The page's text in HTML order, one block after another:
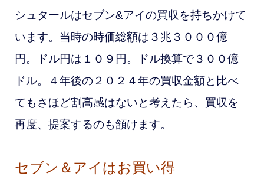
シュタールはセブン&アイの買収を持ちかけて
います。当時の時価総額は３兆３０００億
円。ドル円は１０９円。ドル換算で３００億
ドル。４年後の２０２４年の買収金額と比べ
てもさほど割高感はないと考えたら、買収を
再度、提案するのも頷けます。
セブン＆アイはお買い得